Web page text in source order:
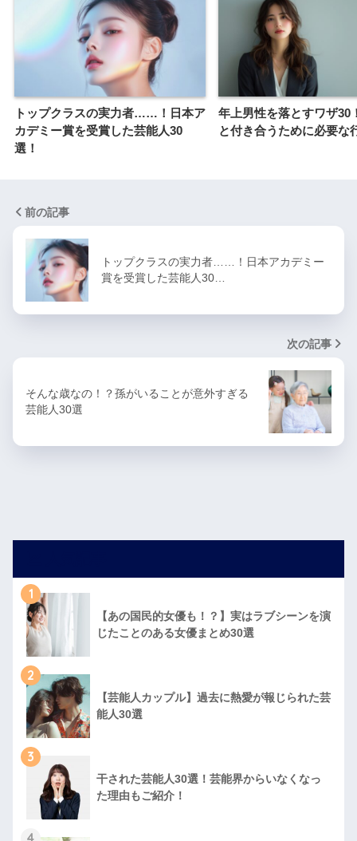
トップクラスの実力者……！日本ア
カデミー賞を受賞した芸能人30
選！
年上男性を落とすワザ30
と付き合うために必要な
前の記事
トップクラスの実力者……！日本アカデミー
賞を受賞した芸能人30…
次の記事
そんな歳なの！？孫がいることが意外すぎる
芸能人30選
1
【あの国民的女優も！？】実はラブシーンを演
じたことのある女優まとめ30選
2
【芸能人カップル】過去に熱愛が報じられた芸
能人30選
3
干された芸能人30選！芸能界からいなくなっ
た理由もご紹介！